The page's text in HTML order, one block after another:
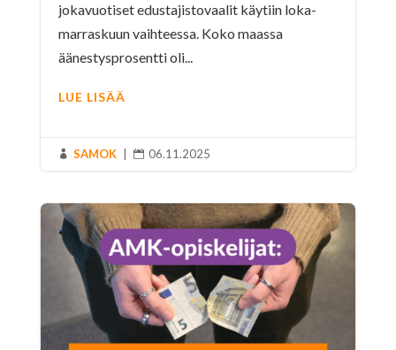
jokavuotiset edustajistovaalit käytiin loka-
marraskuun vaihteessa. Koko maassa
äänestysprosentti oli...
LUE LISÄÄ
 SAMOK  06.11.2025